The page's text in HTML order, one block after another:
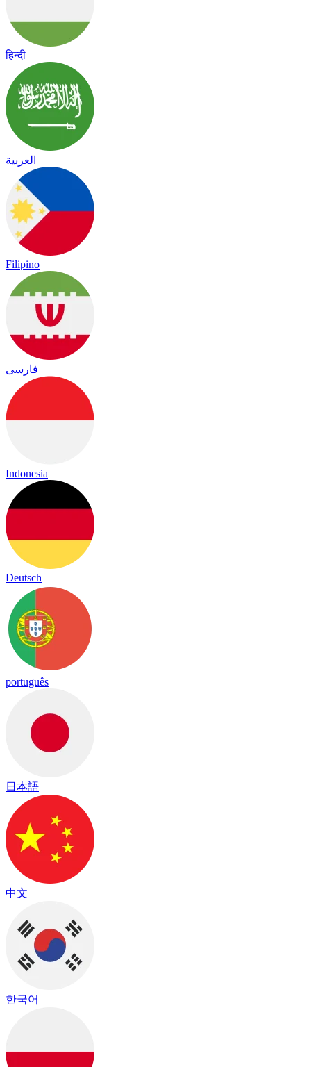
हिन्दी
العربية
Filipino
فارسی
Indonesia
Deutsch
português
日本語
中文
한국어